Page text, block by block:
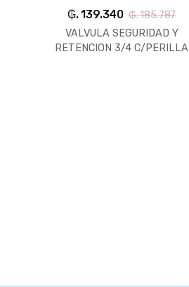
₲. 139.340 ₲. 185.787
VALVULA SEGURIDAD Y
RETENCION 3/4 C/PERILLA